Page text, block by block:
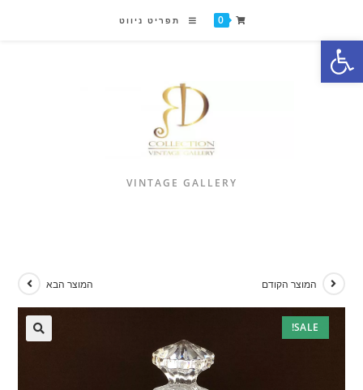
פתח סרגל נגישות
0 תפריט ניווט
VINTAGE GALLERY
SALE!
המוצר הקודם המוצר הבא